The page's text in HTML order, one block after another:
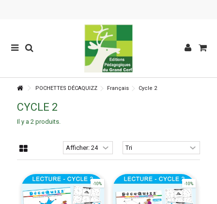
POCHETTES DÉCAQUIZZ Français Cycle 2
CYCLE 2
Il y a 2 produits.
-10% -10%